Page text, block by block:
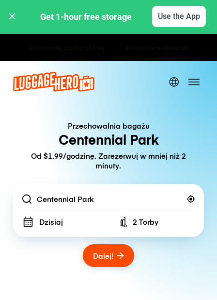
Get 1-hour free storage Use the App
Przechowalnia bagażu
Centennial Park
Od $1.99/godzinę. Zarezerwuj w mniej niż 2
minuty.
Location
Dzisiaj Number of bags
2 Torby
Dalej!